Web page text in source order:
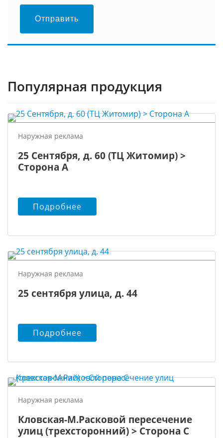
Отправить
Популярная продукция
Наружная реклама
25 Сентября, д. 60 (ТЦ Житомир) >
Сторона А
Подробнее
Наружная реклама
25 сентября улица, д. 44
Подробнее
Наружная реклама
Кловская-М.Расковой пересечение
улиц (трехсторонний) > Сторона С